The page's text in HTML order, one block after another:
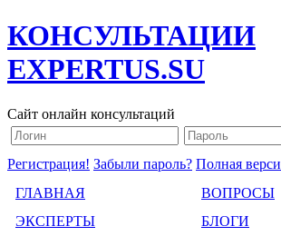
КОНСУЛЬТАЦИИ
EXPERTUS.SU
Сайт онлайн консультаций
Регистрация! Забыли пароль? Полная
ГЛАВНАЯ
ВОПРОСЫ
ЭКСПЕРТЫ
БЛОГИ